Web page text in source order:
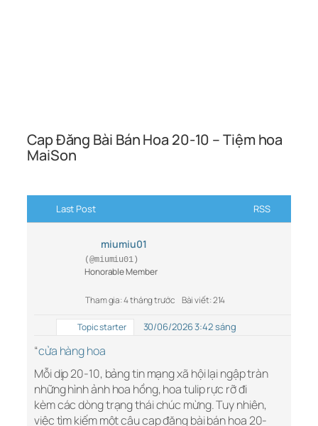
Cap Đăng Bài Bán Hoa 20-10 – Tiệm hoa
MaiSon
Last Post RSS
miumiu01
(@miumiu01)
Honorable Member
Tham gia: 4 tháng trước Bài viết: 214
Topic starter 30/06/2026 3:42 sáng
“cửa hàng hoa
Mỗi dịp 20-10, bảng tin mạng xã hội lại ngập tràn
những hình ảnh hoa hồng, hoa tulip rực rỡ đi
kèm các dòng trạng thái chúc mừng. Tuy nhiên,
việc tìm kiếm một câu cap đăng bài bán hoa 20-